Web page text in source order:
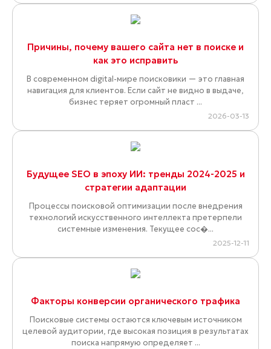
Причины, почему вашего сайта нет в поиске и
как это исправить
В современном digital-мире поисковики — это главная
навигация для клиентов. Если сайт не видно в выдаче,
бизнес теряет огромный пласт ...
2026-03-13
Будущее SEO в эпоху ИИ: тренды 2024-2025 и
стратегии адаптации
Процессы поисковой оптимизации после внедрения
технологий искусственного интеллекта претерпели
системные изменения. Текущее сос�...
2025-12-11
Факторы конверсии органического трафика
Поисковые системы остаются ключевым источником
целевой аудитории, где высокая позиция в результатах
поиска напрямую определяет ...